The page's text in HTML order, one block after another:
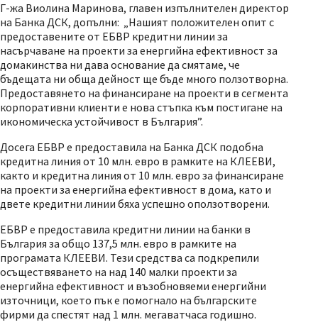
Г-жа Виолина Маринова, главен изпълнителен директор
на Банка ДСК, допълни: „Нашият положителен опит с
предоставените от ЕБВР кредитни линии за
насърчаване на проекти за енергийна ефективност за
домакинства ни дава основание да смятаме, че
бъдещата ни обща дейност ще бъде много ползотворна.
Предоставянето на финансиране на проекти в сегмента
корпоративни клиенти е нова стъпка към постигане на
икономическа устойчивост в България”.
Досега ЕБВР е предоставила на Банка ДСК подобна
кредитна линия от 10 млн. евро в рамките на КЛЕЕВИ,
както и кредитна линия от 10 млн. евро за финансиране
на проекти за енергийна ефективност в дома, като и
двете кредитни линии бяха успешно оползотворени.
ЕБВР е предоставила кредитни линии на банки в
България за общо 137,5 млн. евро в рамките на
програмата КЛЕЕВИ. Тези средства са подкрепили
осъществяването на над 140 малки проекти за
енергийна ефективност и възобновяеми енергийни
източници, което пък е помогнало на българските
фирми да спестят над 1 млн. мегаватчаса годишно.